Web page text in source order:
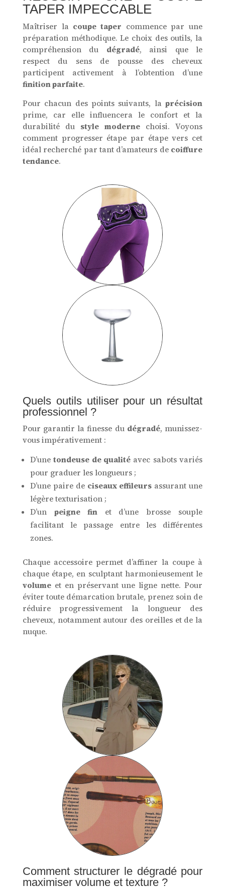
TAPER IMPECCABLE
Maîtriser la coupe taper commence par une
préparation méthodique. Le choix des outils, la
compréhension du dégradé, ainsi que le
respect du sens de pousse des cheveux
participent activement à l’obtention d’une
finition parfaite.
Pour chacun des points suivants, laprécision
prime, car elle influencera le confort et la
durabilité du style modernechoisi. Voyons
comment progresser étape par étape vers cet
idéal recherché par tant d’amateurs de coiffure
tendance.
Quels outils utiliser pour un résultat
professionnel ?
Pour garantir la finesse du dégradé, munissez-
vous impérativement :
D’unetondeuse de qualité avec sabots variés
pour graduer les longueurs ;
D’une paire de ciseaux effileurs assurant une
légère texturisation ;
D’un peigne finet d’une brosse souple
facilitant le passage entre les différentes
zones.
Chaque accessoire permet d’affiner la coupe à
chaque étape, en sculptant harmonieusement le
volumeet en préservant une ligne nette. Pour
éviter toute démarcation brutale, prenez soin de
réduire progressivement la longueur des
cheveux, notamment autour des oreilles et de la
nuque.
Comment structurer le dégradé pour
maximiser volume et texture ?